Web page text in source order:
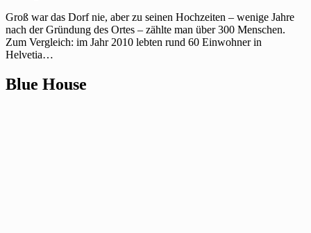
Groß war das Dorf nie, aber zu seinen Hochzeiten – wenige Jahre
nach der Gründung des Ortes – zählte man über 300 Menschen.
Zum Vergleich: im Jahr 2010 lebten rund 60 Einwohner in
Helvetia…
Blue House